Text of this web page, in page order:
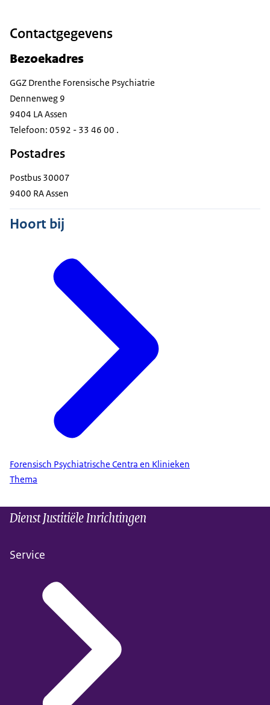
Contactgegevens
Bezoekadres
GGZ Drenthe Forensische Psychiatrie
Dennenweg 9
9404 LA Assen
Telefoon: 0592 - 33 46 00 .
Postadres
Postbus 30007
9400 RA Assen
Hoort bij
Forensisch Psychiatrische Centra en Klinieken
Thema
Dienst Justitiële Inrichtingen
Service